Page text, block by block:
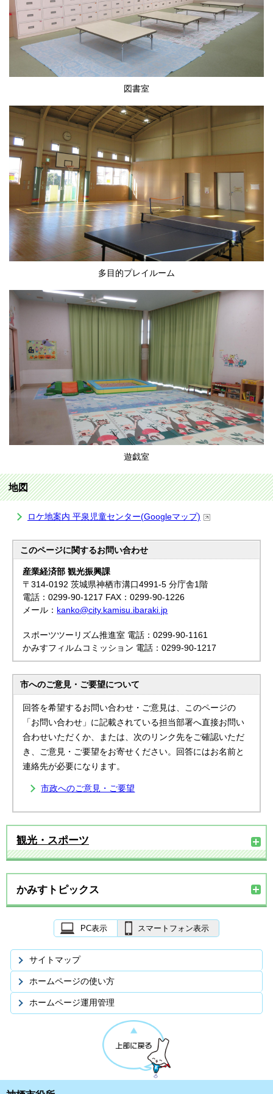
図書室
多目的プレイルーム
遊戯室
地図
ロケ地案内 平泉児童センター(Googleマップ)
このページに関するお問い合わせ
産業経済部 観光振興課
〒314-0192 茨城県神栖市溝口4991-5 分庁舎1階
電話：0299-90-1217 FAX：0299-90-1226
メール： kanko@city.kamisu.ibaraki.jp
スポーツツーリズム推進室 電話：0299-90-1161
かみすフィルムコミッション 電話：0299-90-1217
市へのご意見・ご要望について
回答を希望するお問い合わせ・ご意見は、このページの
「お問い合わせ」に記載されている担当部署へ直接お問い
合わせいただくか、または、次のリンク先をご確認いただ
き、ご意見・ご要望をお寄せください。回答にはお名前と
連絡先が必要になります。
市政へのご意見・ご要望
観光・スポーツ
かみすトピックス
PC表示 スマートフォン表示
サイトマップ
ホームページの使い方
ホームページ運用管理